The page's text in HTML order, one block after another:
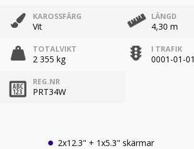
KAROSSFÄRG
Vit
LÄNGD
4,30 m
TOTALVIKT
2 355 kg
I TRAFIK
0001-01-01
REG.NR
PRT34W
2x12.3" + 1x5.3" skärmar